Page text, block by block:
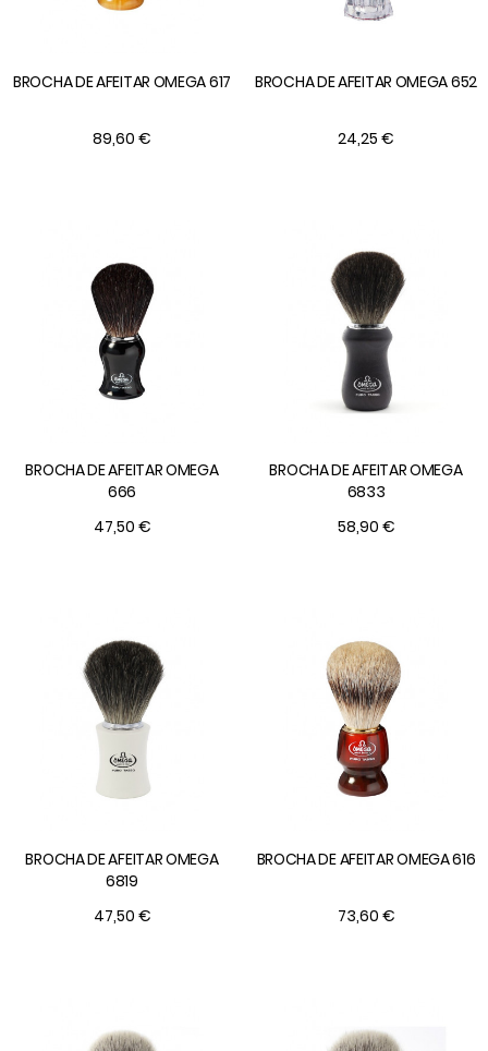
BROCHA DE AFEITAR OMEGA 617
89,60 €
BROCHA DE AFEITAR OMEGA 652
24,25 €
BROCHA DE AFEITAR OMEGA
666
47,50 €
BROCHA DE AFEITAR OMEGA
6833
58,90 €
BROCHA DE AFEITAR OMEGA
6819
47,50 €
BROCHA DE AFEITAR OMEGA 616
73,60 €